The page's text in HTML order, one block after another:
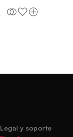
Legal y soporte